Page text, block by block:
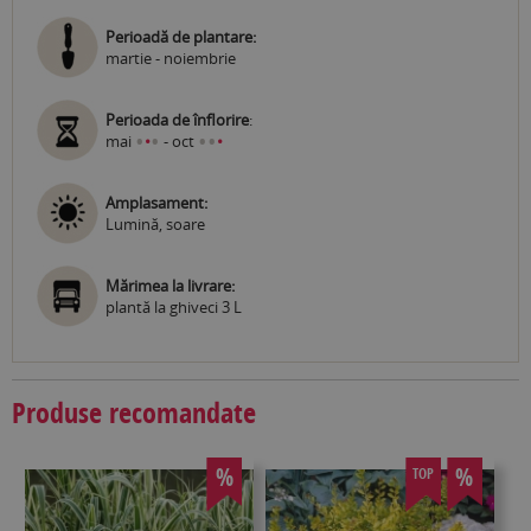
Perioadă de plantare:
martie - noiembrie
Perioada de înflorire:
mai ••• - oct •••
Amplasament:
Lumină, soare
Mărimea la livrare:
plantă la ghiveci 3 L
Produse recomandate
% TOP %